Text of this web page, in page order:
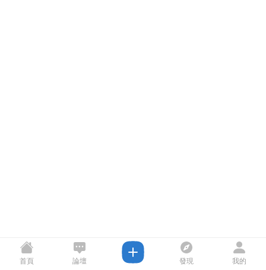
首頁 論壇 發現 我的